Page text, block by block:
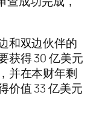
和双边伙伴的
获得 30 亿美元
并在本财年剩
价值 33 亿美元